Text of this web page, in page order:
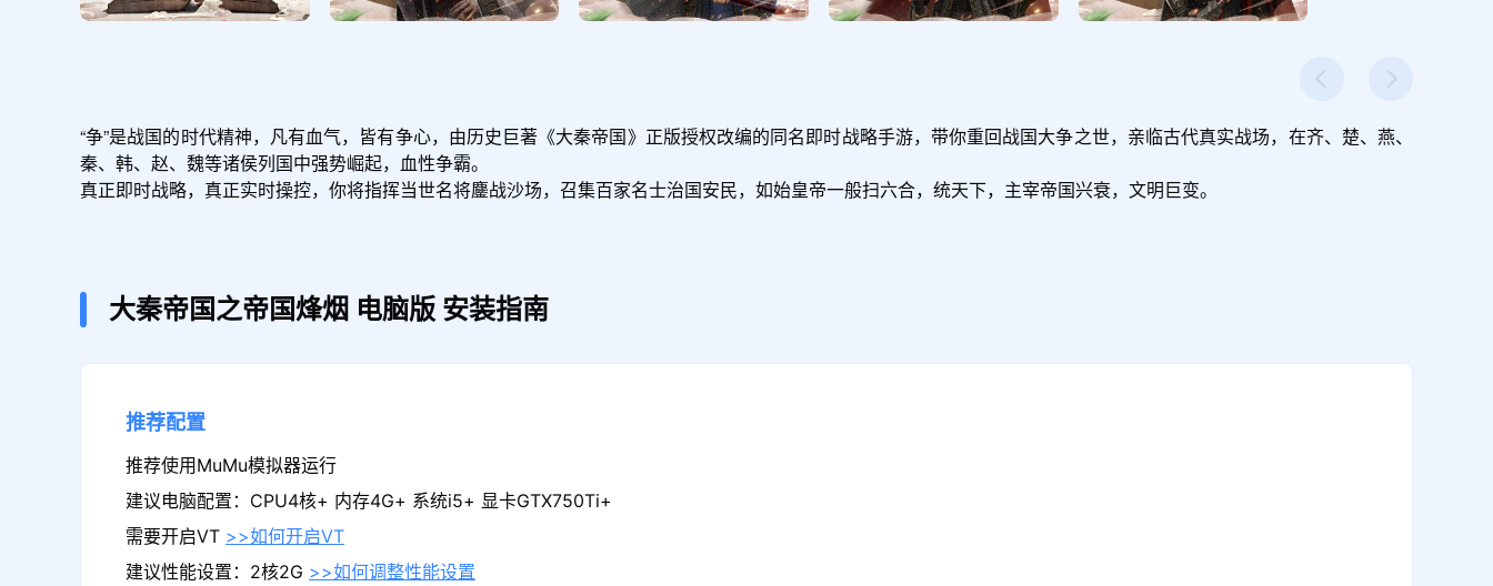
“争”是战国的时代精神，凡有血气，皆有争心，由历史巨著《大秦帝国》正版授权改编的同名即时战略手游，带你重回战国大争之世，亲临古代真实战场，在齐、楚、燕、
秦、韩、赵、魏等诸侯列国中强势崛起，血性争霸。
真正即时战略，真正实时操控，你将指挥当世名将鏖战沙场，召集百家名士治国安民，如始皇帝一般扫六合，统天下，主宰帝国兴衰，文明巨变。
大秦帝国之帝国烽烟 电脑版 安装指南
推荐配置
推荐使用MuMu模拟器运行
建议电脑配置：CPU4核+ 内存4G+ 系统i5+ 显卡GTX750Ti+
需要开启VT >>如何开启VT
建议性能设置：2核2G >>如何调整性能设置